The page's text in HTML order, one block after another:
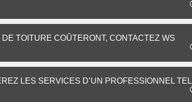
TOITURE COÛTERONT, CONTACTEZ WS
LES SERVICES D’UN PROFESSIONNEL TEL